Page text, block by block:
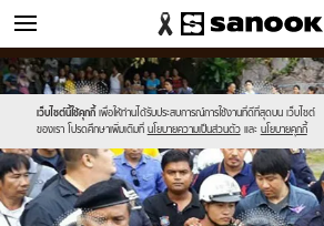
ข่าว
เว็บไซต์นี้ใช้คุกกี้ เพื่อให้ท่านได้รับประสบการณ์การใช้งานที่ดีที่สุดบน เว็บไซต์
ของเรา โปรดศึกษาเพิ่มเติมที่ นโยบายความเป็นส่วนตัว และ นโยบายคุกกี้
Sanook
//s.isanook.com/sr/0/images/logo-
new-
sanook.png
600
60
//s.isanook.com/ns/0/ud/365/1827083/